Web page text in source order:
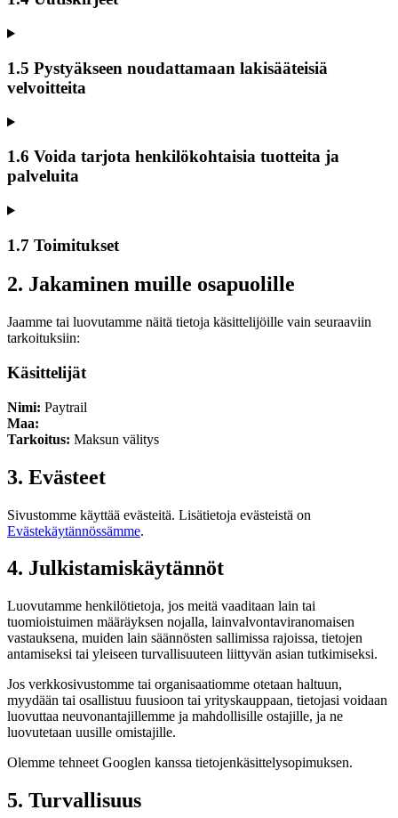
1.5 Pystyäkseen noudattamaan lakisääteisiä
velvoitteita
1.6 Voida tarjota henkilökohtaisia tuotteita ja
palveluita
1.7 Toimitukset
2. Jakaminen muille osapuolille
Jaamme tai luovutamme näitä tietoja käsittelijöille vain seuraaviin
tarkoituksiin:
Käsittelijät
Nimi: Paytrail
Maa:
Tarkoitus: Maksun välitys
3. Evästeet
Sivustomme käyttää evästeitä. Lisätietoja evästeistä on
Evästekäytännössämme.
4. Julkistamiskäytännöt
Luovutamme henkilötietoja, jos meitä vaaditaan lain tai
tuomioistuimen määräyksen nojalla, lainvalvontaviranomaisen
vastauksena, muiden lain säännösten sallimissa rajoissa, tietojen
antamiseksi tai yleiseen turvallisuuteen liittyvän asian tutkimiseksi.
Jos verkkosivustomme tai organisaatiomme otetaan haltuun,
myydään tai osallistuu fuusioon tai yrityskauppaan, tietojasi voidaan
luovuttaa neuvonantajillemme ja mahdollisille ostajille, ja ne
luovutetaan uusille omistajille.
Olemme tehneet Googlen kanssa tietojenkäsittelysopimuksen.
5. Turvallisuus